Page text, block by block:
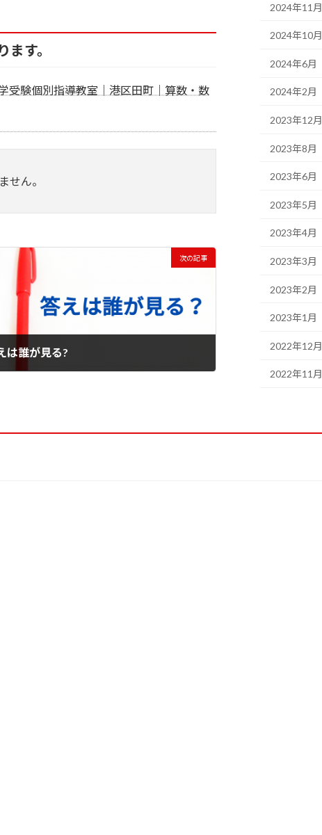
す。
験個別指導教室｜港区田町｜算数・数
せん。
次の記事
は誰が見る?
2024年11月
2024年10月
2024年6月
2024年2月
2023年12月
2023年8月
2023年6月
2023年5月
2023年4月
2023年3月
2023年2月
2023年1月
2022年12月
2022年11月